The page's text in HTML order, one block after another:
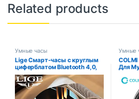
Related products
Умные часы
Lige Смарт-часы с круглым
циферблатом Bluetooth 4,0,
монитор сердечного ритма и
артериального давления,
водонепроницаемый IP67
Умные
Для
И